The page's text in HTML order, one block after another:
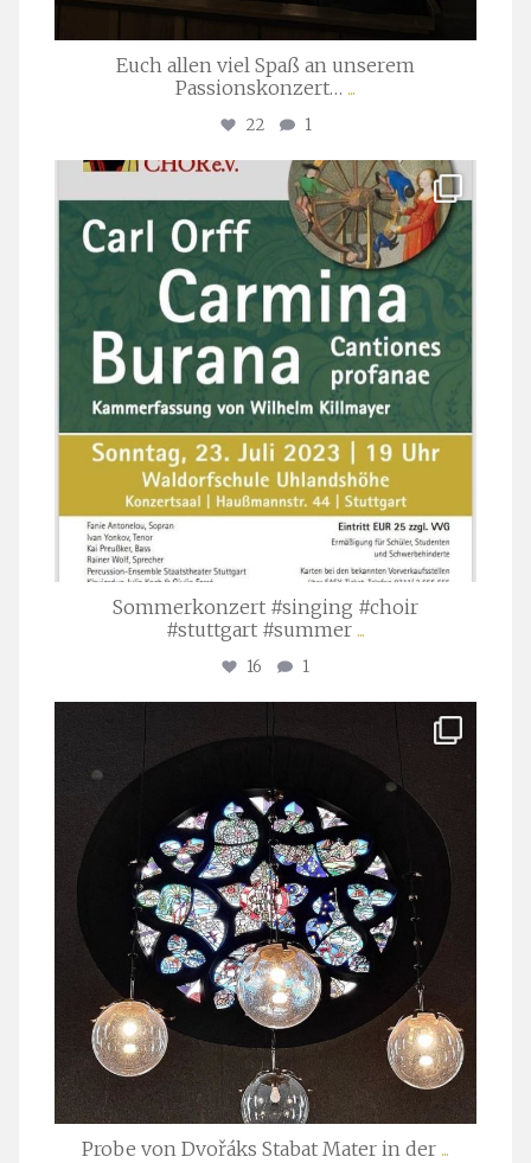
Euch allen viel Spaß an unserem
Passionskonzert… ...
22 1
stuttgarter_oratorienchor
Juli 22
Sommerkonzert #singing #choir
#stuttgart #summer ...
16 1
Apr. 1
Probe von Dvořáks Stabat Mater in der ...